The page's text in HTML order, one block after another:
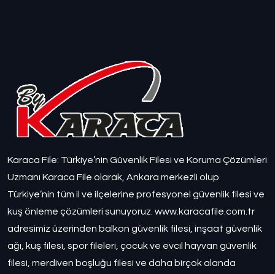
Karaca File: Türkiye’nin Güvenlik Filesi ve Koruma Çözümleri
Uzmanı Karaca File olarak, Ankara merkezli olup
Türkiye’nin tüm il ve ilçelerine profesyonel güvenlik filesi ve
kuş önleme çözümleri sunuyoruz. www.karacafile.com.tr
adresimiz üzerinden balkon güvenlik filesi, inşaat güvenlik
ağı, kuş filesi, spor fileleri, çocuk ve evcil hayvan güvenlik
filesi, merdiven boşluğu filesi ve daha birçok alanda